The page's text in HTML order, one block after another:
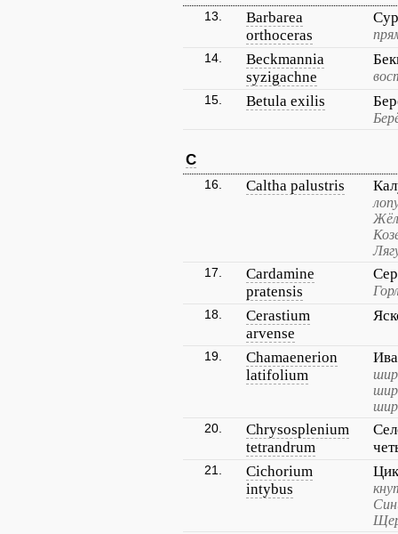
13.
Barbarea
orthoceras
14.
Beckmannia
syzigachne
15. Betula exilis
C
16. Caltha palustris
17.
Cardamine
pratensis
18.
Cerastium
arvense
19.
Chamaenerion
latifolium
20.
Chrysosplenium
tetrandrum
21.
Cichorium
intybus